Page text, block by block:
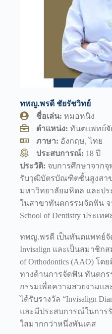
ทพญ.พรดี ชัยรัชวิทย์
ชื่อเล่น: หมอหนิง
ตำแหน่ง:ทันตแพทย์
ภาษา: อังกฤษ, ไทย
ประสบการณ์: 18 ปี
ประวัติ: จบการศึกษาจาก
รับวุฒิบัตรบัณฑิตชั้นสูงสา
มหาวิทยาลัยมหิดล และป
ในสาขาทันตกรรมจัดฟัน จา
School of Dentistry ประเท
ทพญ.พรดี เป็นทันตแพทย์จั
Invisalign และเป็นสมาชิกส
of Orthodontics (AAO) โ
ทางด้านการจัดฟัน ทันตก
กรรมเพื่อความสวยงามแ
ได้รับรางวัล “Invisalign
และมีประสบการณ์ในการ
ใสมากกว่าหนึ่งพันเคส